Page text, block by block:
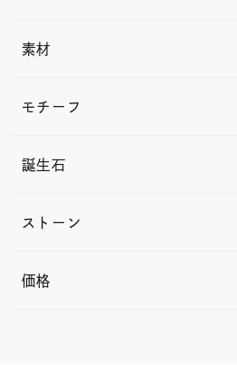
素材
モチーフ
誕生石
ストーン
価格